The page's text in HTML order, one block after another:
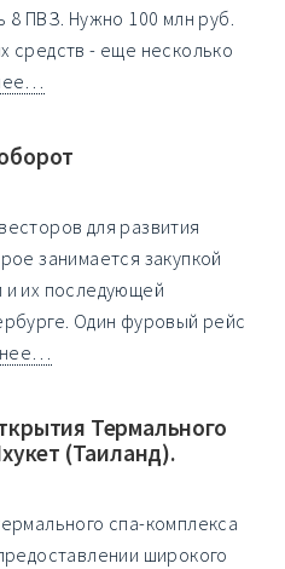
ПВЗ. Нужно 100 млн руб.
средств - еще несколько
для развития
занимается закупкой
их последующей
Один фуровый рейс
Термального
(Таиланд).
спа-комплекса
широкого